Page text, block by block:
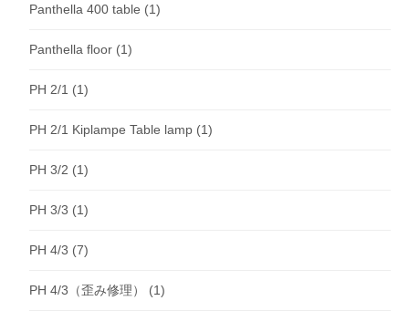
Panthella 400 table (1)
Panthella floor (1)
PH 2/1 (1)
PH 2/1 Kiplampe Table lamp (1)
PH 3/2 (1)
PH 3/3 (1)
PH 4/3 (7)
PH 4/3（歪み修理） (1)